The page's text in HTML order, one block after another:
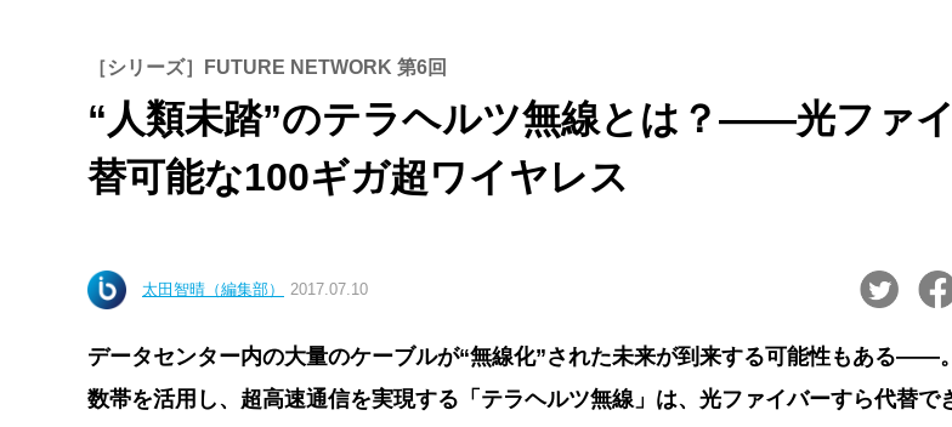
［シリーズ］FUTURE NETWORK 第6回
“人類未踏”のテラヘルツ無線とは？――光ファ
替可能な100ギガ超ワイヤレス
太田智晴（編集部） 2017.07.10
データセンター内の大量のケーブルが“無線化”された未来が到来する可能性もある――
数帯を活用し、超高速通信を実現する「テラヘルツ無線」は、光ファイバーすら代替で